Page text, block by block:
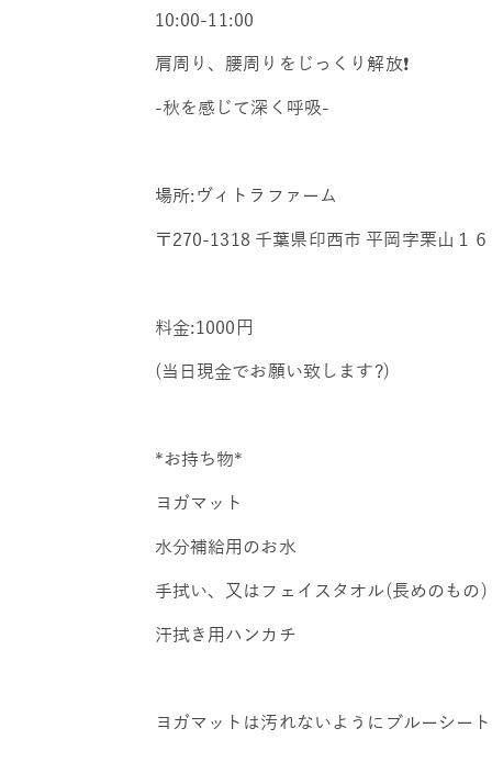
10:00-11:00
肩周り、腰周りをじっくり解放❗️
-秋を感じて深く呼吸-
場所:ヴィトラファーム
〒270-1318 千葉県印西市 平岡字栗山１６
料金:1000円
(当日現金でお願い致します?)
*お持ち物*
ヨガマット
水分補給用のお水
手拭い、又はフェイスタオル(長めのもの)
汗拭き用ハンカチ
ヨガマットは汚れないようにブルーシー